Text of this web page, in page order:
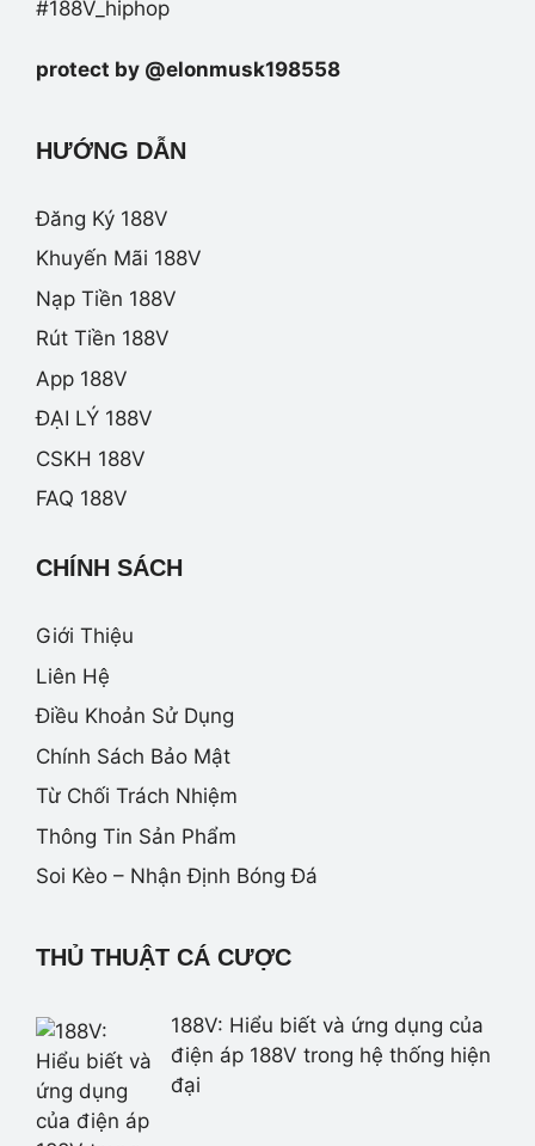
#188V_hiphop
protect by @elonmusk198558
HƯỚNG DẪN
Đăng Ký 188V
Khuyến Mãi 188V
Nạp Tiền 188V
Rút Tiền 188V
App 188V
ĐẠI LÝ 188V
CSKH 188V
FAQ 188V
CHÍNH SÁCH
Giới Thiệu
Liên Hệ
Điều Khoản Sử Dụng
Chính Sách Bảo Mật
Từ Chối Trách Nhiệm
Thông Tin Sản Phẩm
Soi Kèo – Nhận Định Bóng Đá
THỦ THUẬT CÁ CƯỢC
188V: Hiểu biết và ứng dụng của
điện áp 188V trong hệ thống hiện
đại